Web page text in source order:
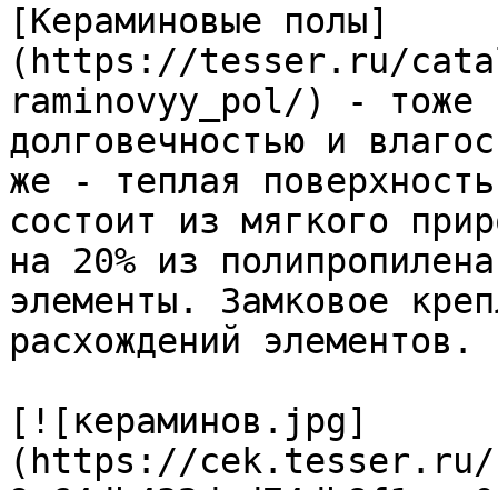
[Кераминовые полы]
(https://tesser.ru/
raminovyy_pol/) - тоже
долговечностью и
же - теплая
состоит из мягкого
на 20% из
элементы. Замковое
расхождений элементов.
[![кераминов.jpg]
(https://cek.tesser.ru/